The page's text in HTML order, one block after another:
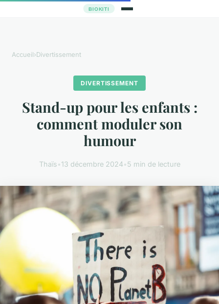
Accueil›Divertissement
DIVERTISSEMENT
Stand-up pour les enfants :
comment moduler son
humour
Thaïs•13 décembre 2024•5 min de lecture